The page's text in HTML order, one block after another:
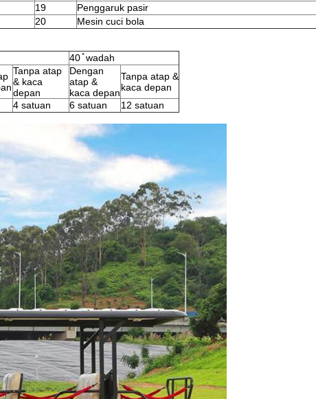
19
Penggaruk pasir
20
Mesin cuci bola
40 ̊ wadah
Tanpa atap
& kaca
depan
Dengan
atap &
kaca depan
Tanpa atap &
kaca depan
4 satuan 6 satuan
12 satuan